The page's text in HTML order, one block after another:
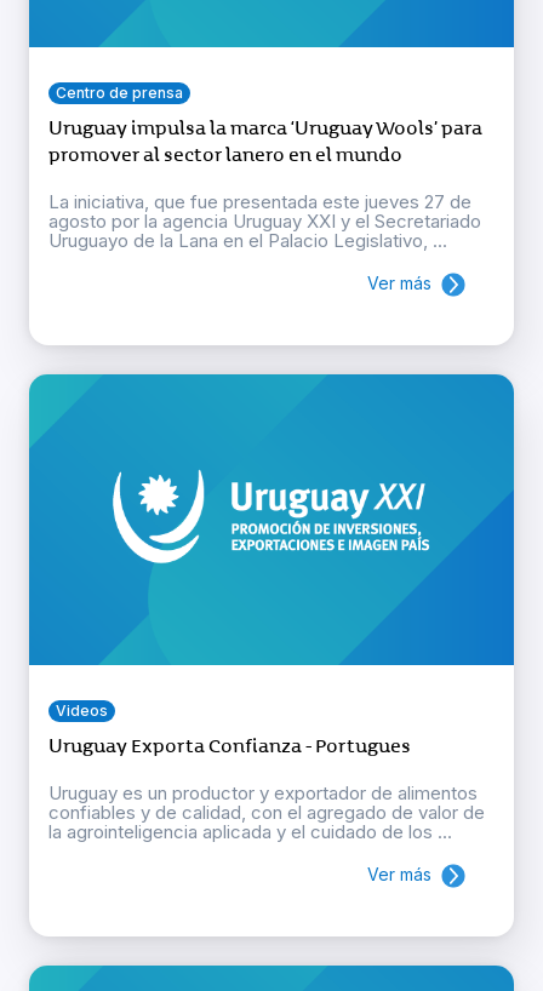
Centro de prensa
Uruguay impulsa la marca ‘Uruguay Wools’ para
promover al sector lanero en el mundo
La iniciativa, que fue presentada este jueves 27 de
agosto por la agencia Uruguay XXI y el Secretariado
Uruguayo de la Lana en el Palacio Legislativo, ...
Ver más
Videos
Uruguay Exporta Confianza - Portugues
Uruguay es un productor y exportador de alimentos
confiables y de calidad, con el agregado de valor de
la agrointeligencia aplicada y el cuidado de los ...
Ver más